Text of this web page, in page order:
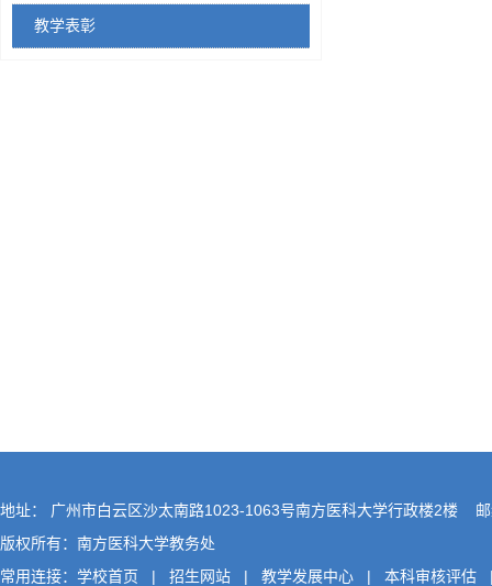
教学表彰
地址： 广州市白云区沙太南路1023-1063号南方医科大学行政楼2楼
版权所有：南方医科大学教务处
常用连接： 学校首页 | 招生网站 | 教学发展中心 | 本科审核评估